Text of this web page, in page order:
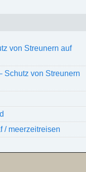
von Streunern auf
Schutz von Streunern
/ meerzeitreisen